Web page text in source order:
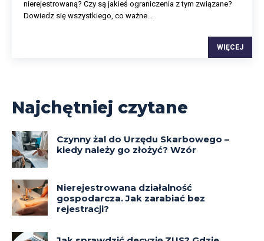
nierejestrowaną? Czy są jakieś ograniczenia z tym związane?
Dowiedz się wszystkiego, co ważne...
WIĘCEJ
Najchętniej czytane
Czynny żal do Urzędu Skarbowego –
kiedy należy go złożyć? Wzór
Nierejestrowana działalność
gospodarcza. Jak zarabiać bez
rejestracji?